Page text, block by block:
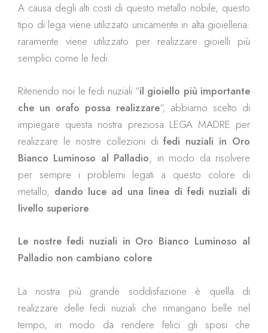
A causa degli alti costi di questo metallo nobile, questo
tipo di lega viene utilizzato unicamente in alta gioielleria:
raramente viene utilizzato per realizzare gioielli più
semplici come le fedi.
Ritenendo noi le fedi nuziali “il gioiello più importante
che un orafo possa realizzare“, abbiamo scelto di
impiegare questa nostra preziosa LEGA MADRE per
realizzare le nostre collezioni difedi nuziali in Oro
Bianco Luminoso al Palladio, in modo da risolvere
per sempre i problemi legati a questo colore di
metallo, dando luce ad una linea di fedi nuziali di
livello superiore.
Le nostre fedi nuziali in Oro Bianco Luminoso al
Palladio non cambiano colore.
La nostra più grande soddisfazione è quella di
realizzare delle fedi nuziali che rimangano belle nel
tempo, in modo da rendere felici gli sposi che